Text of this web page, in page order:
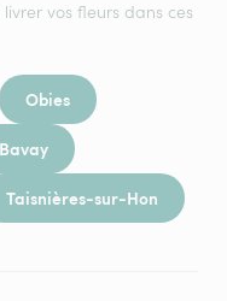
vos fleurs dans ces
Obies
Taisnières-sur-Hon